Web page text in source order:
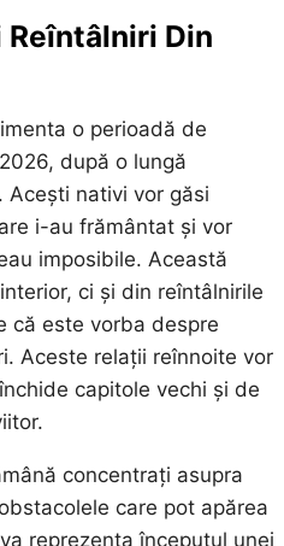
Din
o perioadă de
după o lungă
nativi vor găsi
i-au frământat și vor
imposibile. Această
ci și din reîntâlnirile
că este vorba despre
Aceste relații reînnoite vor
capitole vechi și de
concentrați asupra
care pot apărea
reprezenta începutul unei